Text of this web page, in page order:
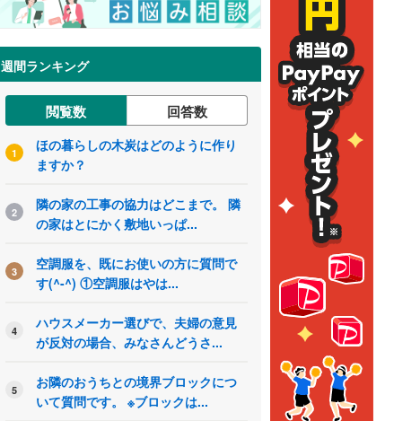
週間ランキング
閲覧数 回答数
1
ほの暮らしの木炭はどのように作り
ますか？
2
隣の家の工事の協力はどこまで。 隣
の家はとにかく敷地いっぱ...
3
空調服を、既にお使いの方に質問で
す(^-^) ①空調服はやは...
4
ハウスメーカー選びで、夫婦の意見
が反対の場合、みなさんどうさ...
5
お隣のおうちとの境界ブロックにつ
いて質問です。 ※ブロックは...